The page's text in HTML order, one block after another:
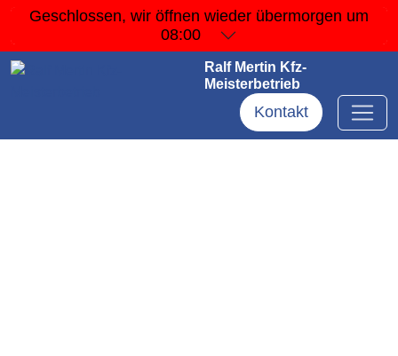
Geschlossen, wir öffnen wieder übermorgen um
08:00
Ralf Mertin Kfz-
Meisterbetrieb
Kontakt